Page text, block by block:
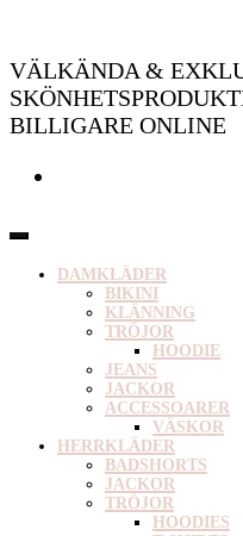
VÄLKÄNDA &
BILLIGARE ONLINE
DAMKLÄDER
BIKINI
KLÄNNING
TRÖJOR
HOODIE
JEANS
JACKOR
ACCESSOARER
VÄSKOR
HERRKLÄDER
BADSHORTS
JACKOR
TRÖJOR
HOODIES